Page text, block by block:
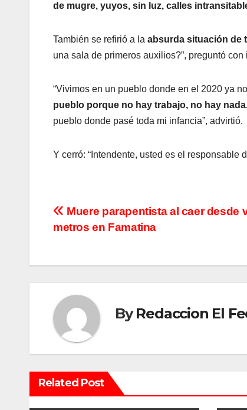
de mugre, yuyos, sin luz, calles
También se refirió a la absurda situación de
una sala de primeros auxilios?”, preguntó con
“Vivimos en un pueblo donde en el 2020 ya
pueblo porque no hay trabajo, no hay
pueblo donde pasé toda mi infancia”, advirtió.
Y cerró: “Intendente, usted es el responsable
N
v
g
a
c
i
Muere parapentista al caer desde
metros en Famatina
ByRedaccion El
Related Post